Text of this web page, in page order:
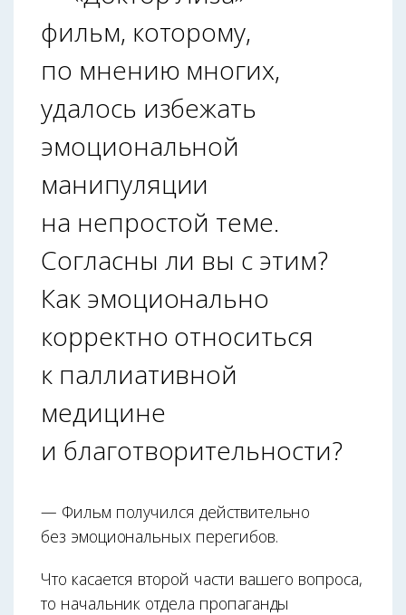
фильм, которому,
по мнению многих,
удалось избежать
эмоциональной
манипуляции
на непростой теме.
Согласны ли вы с этим?
Как эмоционально
корректно относиться
к паллиативной
медицине
и благотворительности?
— Фильм получился действительно
без эмоциональных перегибов.
Что касается второй части вашего вопроса,
то начальник отдела пропаганды